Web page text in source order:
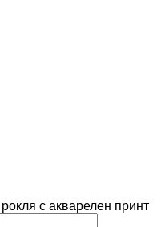
с акварелен принт